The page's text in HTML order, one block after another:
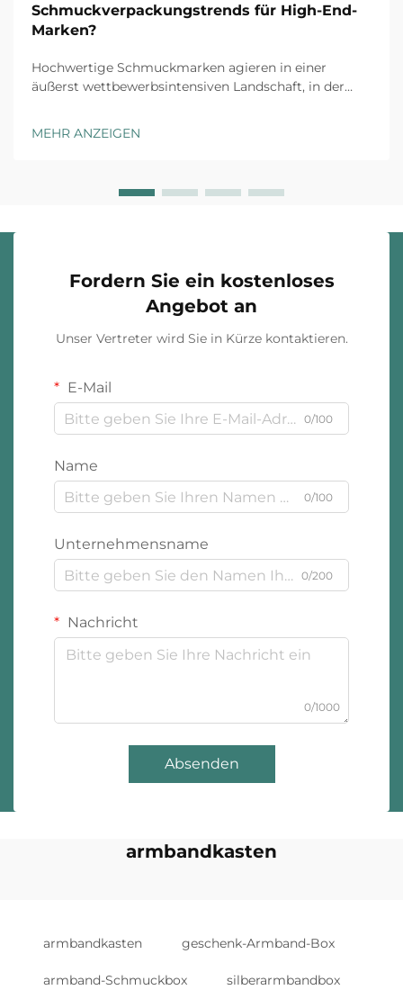
Schmuckverpackungstrends für High-End-
Marken?
Hochwertige Schmuckmarken agieren in einer
äußerst wettbewerbsintensiven Landschaft, in der
zu einem strategischen
MEHR ANZEIGEN
Fordern Sie ein kostenloses
Angebot an
Unser Vertreter wird Sie in Kürze kontaktieren.
E-Mail
0/100
Name
0/100
Unternehmensname
0/200
Nachricht
0/1000
Absenden
armbandkasten
armbandkasten geschenk-Armband-Box
armband-Schmuckbox silberarmbandbox